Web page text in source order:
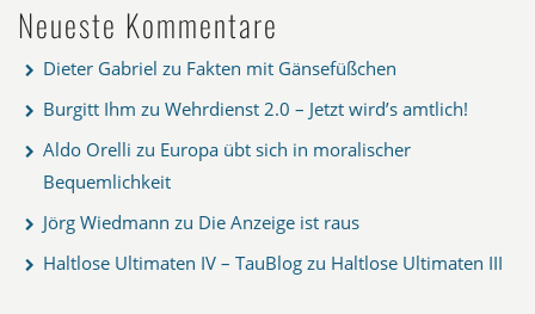
Neueste Kommentare
Dieter Gabriel zu Fakten mit Gänsefüßchen
Burgitt Ihm zu Wehrdienst 2.0 – Jetzt wird’s amtlich!
Aldo Orelli zu Europa übt sich in moralischer
Bequemlichkeit
Jörg Wiedmann zu Die Anzeige ist raus
Haltlose Ultimaten IV – TauBlog zu Haltlose Ultimaten III